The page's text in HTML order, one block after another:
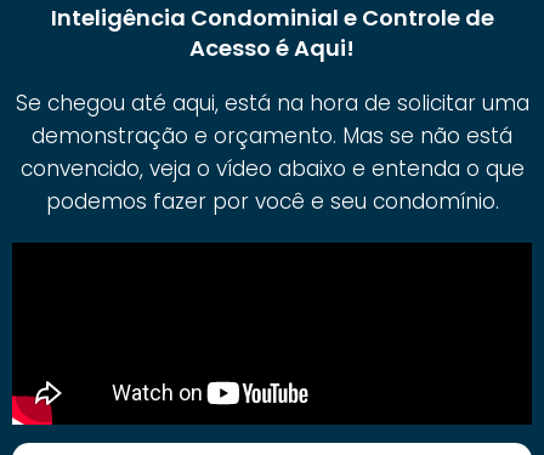
Inteligência Condominial e Controle de
Acesso é Aqui!
Se chegou até aqui, está na hora de solicitar uma
demonstração e orçamento. Mas se não está
convencido, veja o vídeo abaixo e entenda o que
podemos fazer por você e seu condomínio.